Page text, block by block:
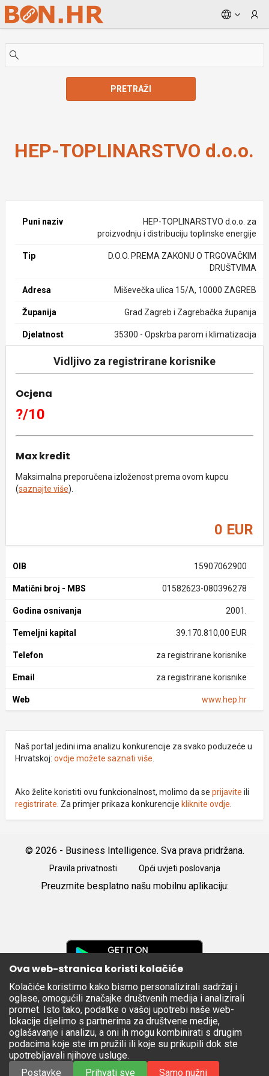
Skip to Main Content
PRETRAŽI
HEP-TOPLINARSTVO d.o.o.
Puni naziv
HEP-TOPLINARSTVO d.o.o. za
proizvodnju i distribuciju toplinske energije
Tip
D.O.O. PREMA ZAKONU O TRGOVAČKIM
DRUŠTVIMA
Adresa Miševečka ulica 15/A, 10000 ZAGREB
Županija Grad Zagreb i Zagrebačka županija
Djelatnost 35300 - Opskrba parom i klimatizacija
Vidljivo za registrirane korisnike
Ocjena
?/10
Max kredit
Maksimalna preporučena izloženost prema ovom kupcu
(saznajte više).
0 EUR
OIB 15907062900
Matični broj - MBS 01582623-080396278
Godina osnivanja 2001.
Temeljni kapital 39.170.810,00 EUR
Telefon za registrirane korisnike
Email za registrirane korisnike
Web www.hep.hr
Naš portal jedini ima analizu konkurencije za svako poduzeće u
Hrvatskoj: ovdje možete saznati više
Ako želite koristiti ovu funkcionalnost, molimo da se prijavite ili
registrirate . Za primjer prikaza konkurencije kliknite ovdje
© 2026 - Business Intelligence. Sva prava pridržana.
Pravila privatnosti Opći uvjeti poslovanja
Preuzmite besplatno našu mobilnu aplikaciju:
Apple
Store
Ova web-stranica koristi kolačiće
Kolačiće koristimo kako bismo personalizirali sadržaj i
oglase, omogućili značajke društvenih medija i analizirali
promet. Isto tako, podatke o vašoj upotrebi naše web-
lokacije dijelimo s partnerima za društvene medije,
oglašavanje i analizu, a oni ih mogu kombinirati s drugim
podacima koje ste im pružili ili koje su prikupili dok ste
upotrebljavali njihove usluge.
Postavke
Prihvati sve Samo nužni